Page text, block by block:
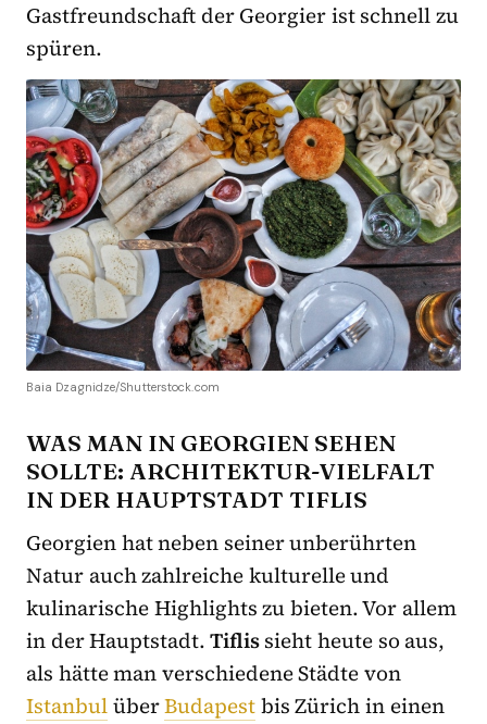
Gastfreundschaft der Georgier ist schnell zu
spüren.
Baia Dzagnidze/Shutterstock.com
WAS MAN IN GEORGIEN SEHEN
SOLLTE: ARCHITEKTUR-VIELFALT
IN DER HAUPTSTADT TIFLIS
Georgien hat neben seiner unberührten
Natur auch zahlreiche kulturelle und
kulinarische Highlights zu bieten. Vor allem
in der Hauptstadt.Tiflissieht heute so aus,
als hätte man verschiedene Städte von
IstanbulüberBudapestbis Zürich in einen